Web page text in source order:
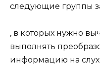
следующие группы
, в которых нужно
выполнять
информацию на слух;